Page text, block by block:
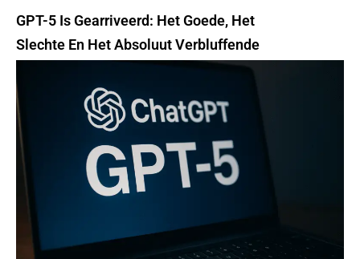
GPT-5 Is Gearriveerd: Het Goede, Het
Slechte En Het Absoluut Verbluffende